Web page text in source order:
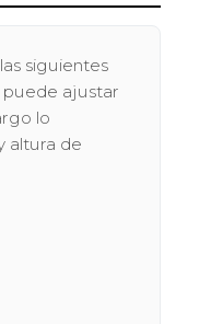
siguientes
puede ajustar
lo
altura de